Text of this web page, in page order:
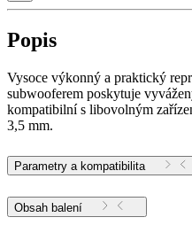
Popis
Vysoce výkonný a praktický
subwooferem poskytuje
kompatibilní s libovolným
3,5 mm.
Parametry a kompatibilita
Obsah balení